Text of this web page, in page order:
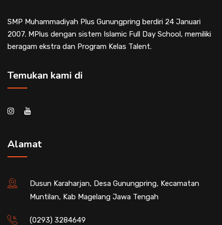
SMP Muhammadiyah Plus Gunungpring berdiri 24 Januari
2007. MPlus dengan sistem Islamic Full Day School, memiliki
beragam ekstra dan Program Kelas Talent.
Temukan kami di
Alamat
Dusun Karaharjan, Desa Gunungpring, Kecamatan
Muntilan, Kab Magelang Jawa Tengah
(0293) 3284649